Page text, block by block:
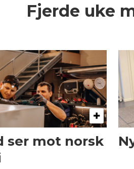
Fjerde uke
ser mot norsk